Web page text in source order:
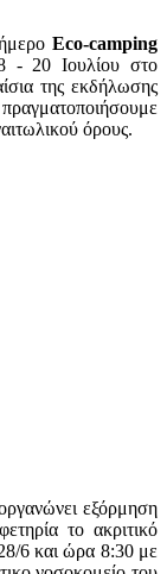
Eco-camping
- 20 Ιουλίου στο
της εκδήλωσης
όρους.
εξόρμηση
το ακριτικό
6 και ώρα 8:30 με